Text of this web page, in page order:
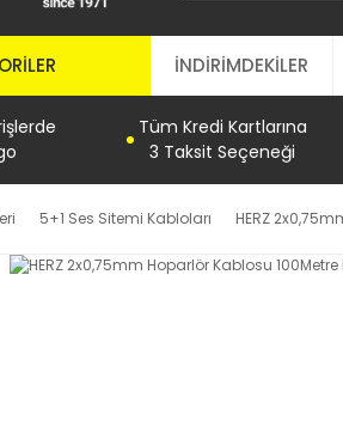
İNDİRİMDEKİLER
Tüm Kredi Kartlarına
3 Taksit Seçeneği
5+1 Ses Sitemi Kabloları HERZ